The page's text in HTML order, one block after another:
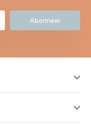
Abonneer